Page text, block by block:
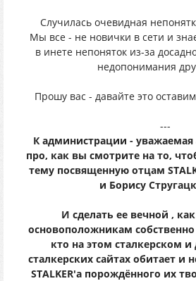
Случилась очевидная
Мы все - не новички в сети и
в инете непоняток из-за
недопонимания
Прошу вас - давайте это
---
К администрации -
про, как вы смотрите на то,
тему посвященную отцам
и Борису
И сделать ее вечной ,
основоположникам
кто на этом сталкерском и
сталкерских сайтах обитает и
STALKER'a порождённого их